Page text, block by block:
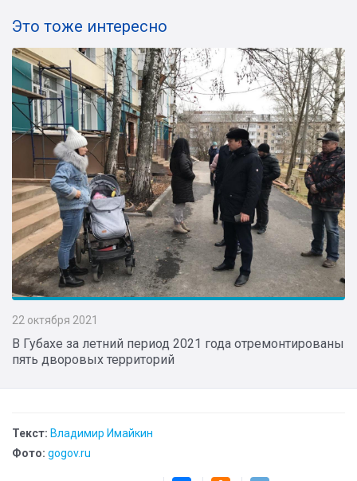
Это тоже интересно
22 октября 2021
В Губахе за летний период 2021 года отремонтированы
пять дворовых территорий
Текст: Владимир Имайкин
Фото: gogov.ru